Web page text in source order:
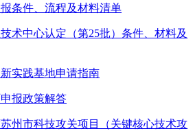
条件、流程及材料清单
术中心认定（第25批）条件、材料及
实践基地申请指南
报政策解答
州市科技攻关项目（关键核心技术攻